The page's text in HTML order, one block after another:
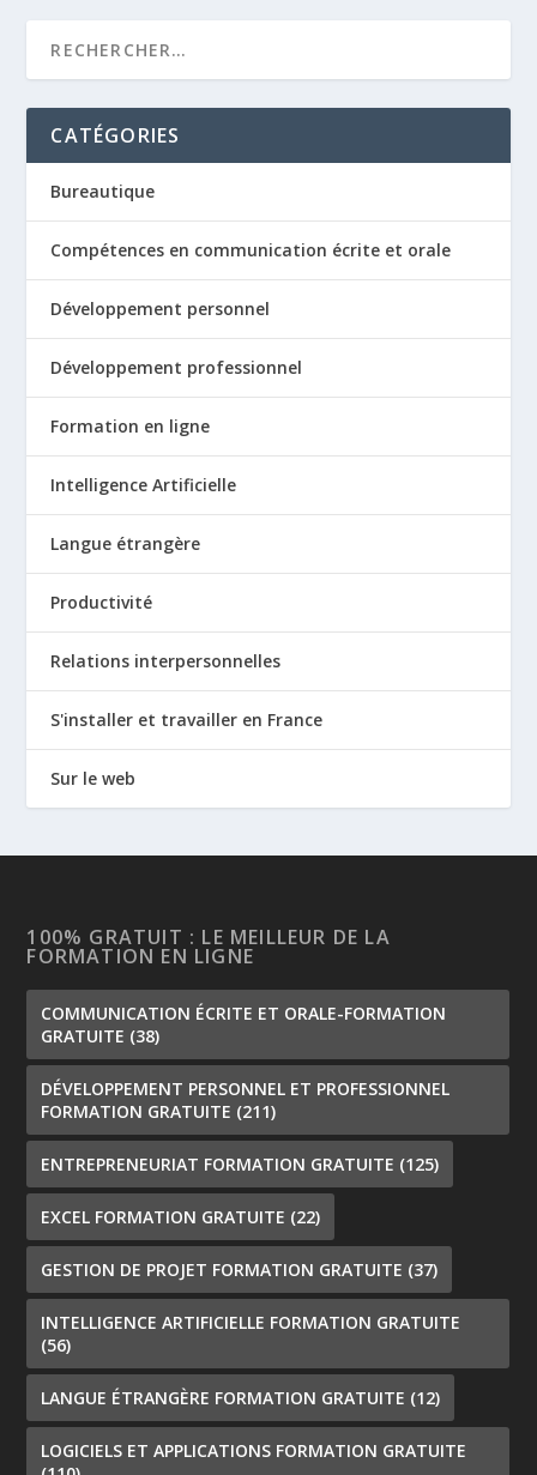
CATÉGORIES
Bureautique
Compétences en communication écrite et orale
Développement personnel
Développement professionnel
Formation en ligne
Intelligence Artificielle
Langue étrangère
Productivité
Relations interpersonnelles
S'installer et travailler en France
Sur le web
100% GRATUIT : LE MEILLEUR DE LA
FORMATION EN LIGNE
COMMUNICATION ÉCRITE ET ORALE-FORMATION
GRATUITE (38)
DÉVELOPPEMENT PERSONNEL ET PROFESSIONNEL
FORMATION GRATUITE (211)
ENTREPRENEURIAT FORMATION GRATUITE (125)
EXCEL FORMATION GRATUITE (22)
GESTION DE PROJET FORMATION GRATUITE (37)
INTELLIGENCE ARTIFICIELLE FORMATION GRATUITE
(56)
LANGUE ÉTRANGÈRE FORMATION GRATUITE (12)
LOGICIELS ET APPLICATIONS FORMATION GRATUITE